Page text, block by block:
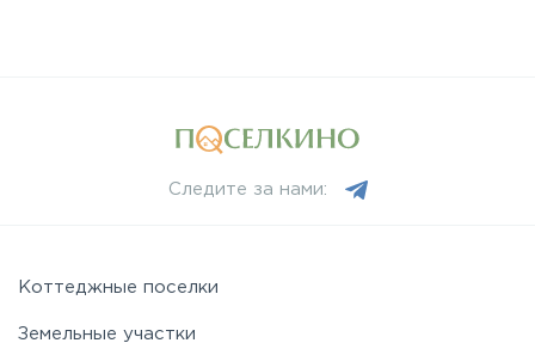
Следите за нами:
Коттеджные поселки
Земельные участки